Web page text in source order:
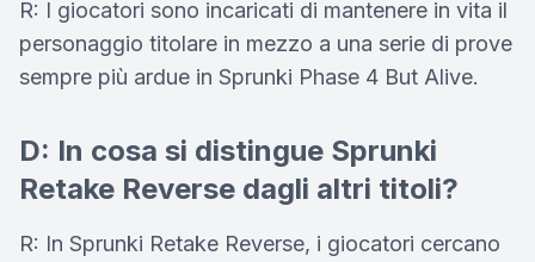
R: I giocatori sono incaricati di mantenere in vita il
personaggio titolare in mezzo a una serie di prove
sempre più ardue in Sprunki Phase 4 But Alive.
D: In cosa si distingue Sprunki
Retake Reverse dagli altri titoli?
R: In Sprunki Retake Reverse, i giocatori cercano